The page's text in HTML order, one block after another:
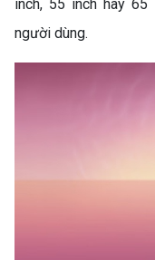
inch, 55 inch hay
người dùng.